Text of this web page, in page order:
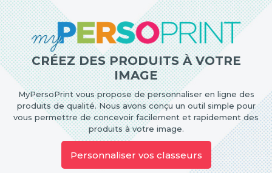
CRÉEZ DES PRODUITS À VOTRE
IMAGE
MyPersoPrint vous propose de personnaliser en ligne des
produits de qualité. Nous avons conçu un outil simple pour
vous permettre de concevoir facilement et rapidement des
produits à votre image.
Personnaliser vos classeurs